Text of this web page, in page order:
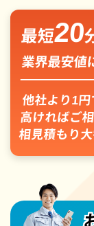
最短20
業界最安値
他社より1円
高ければご
相見積もり大